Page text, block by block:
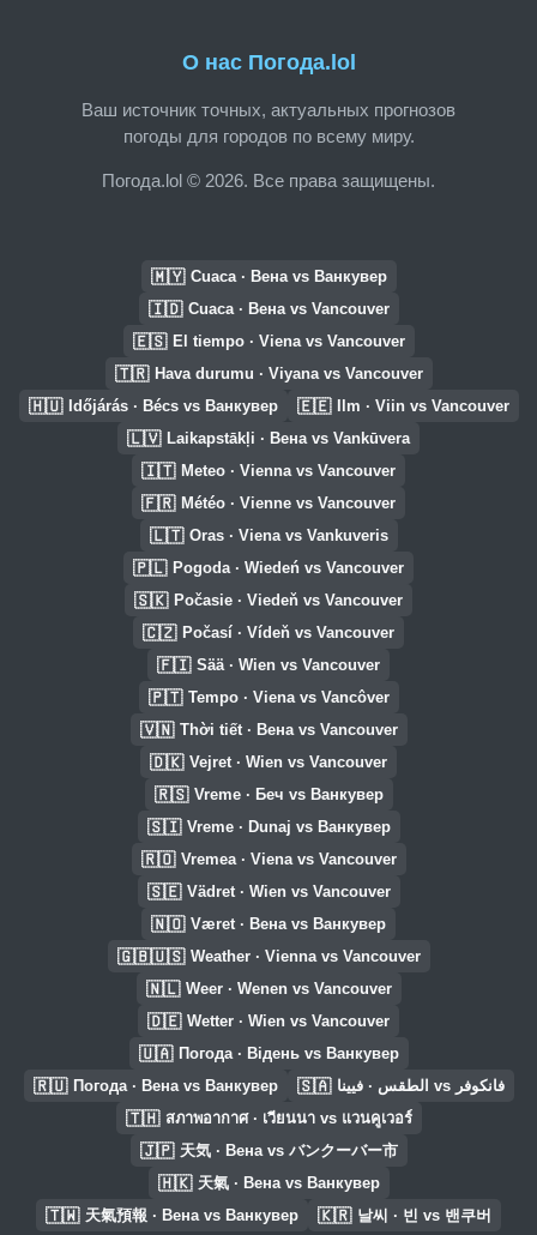
О нас Погода.lol
Ваш источник точных, актуальных прогнозов
погоды для городов по всему миру.
Погода.lol © 2026. Все права защищены.
🇲🇾 Cuaca · Вена vs Ванкувер
🇮🇩 Cuaca · Вена vs Vancouver
🇪🇸 El tiempo · Viena vs Vancouver
🇹🇷 Hava durumu · Viyana vs Vancouver
🇭🇺 Időjárás · Bécs vs Ванкувер 🇪🇪 Ilm · Viin vs Vancouver
🇱🇻 Laikapstākļi · Вена vs Vankūvera
🇮🇹 Meteo · Vienna vs Vancouver
🇫🇷 Météo · Vienne vs Vancouver
🇱🇹 Oras · Viena vs Vankuveris
🇵🇱 Pogoda · Wiedeń vs Vancouver
🇸🇰 Počasie · Viedeň vs Vancouver
🇨🇿 Počasí · Vídeň vs Vancouver
🇫🇮 Sää · Wien vs Vancouver
🇵🇹 Tempo · Viena vs Vancôver
🇻🇳 Thời tiết · Вена vs Vancouver
🇩🇰 Vejret · Wien vs Vancouver
🇷🇸 Vreme · Беч vs Ванкувер
🇸🇮 Vreme · Dunaj vs Ванкувер
🇷🇴 Vremea · Viena vs Vancouver
🇸🇪 Vädret · Wien vs Vancouver
🇳🇴 Været · Вена vs Ванкувер
🇬🇧🇺🇸 Weather · Vienna vs Vancouver
🇳🇱 Weer · Wenen vs Vancouver
🇩🇪 Wetter · Wien vs Vancouver
🇺🇦 Погода · Відень vs Ванкувер
🇷🇺 Погода · Вена vs Ванкувер 🇸🇦 الطقس · فيينا vs فانكوفر
🇹🇭 สภาพอากาศ · เวียนนา vs แวนคูเวอร์
🇯🇵 天気 · Вена vs バンクーバー市
🇭🇰 天氣 · Вена vs Ванкувер
🇹🇼 天氣預報 · Вена vs Ванкувер 🇰🇷 날씨 · 빈 vs 밴쿠버